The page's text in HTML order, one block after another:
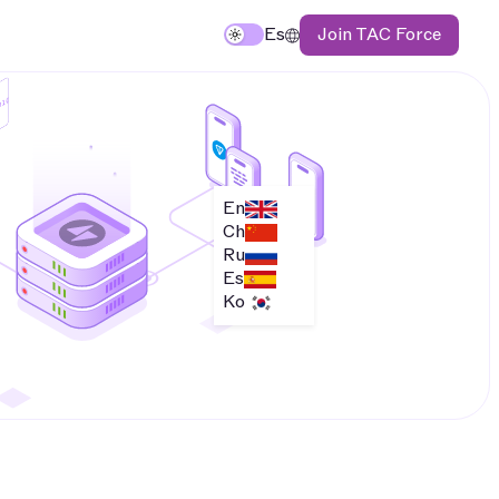
Es
En
Ch
Ru
Es
Ko
Join TAC Force